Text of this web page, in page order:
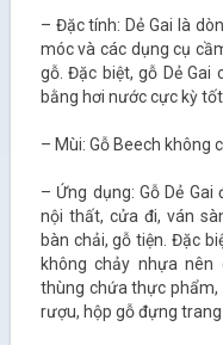
– Đặc tính: Dẻ Gai là
móc và các dụng cụ
gỗ. Đặc biệt, gỗ Dẻ Gai
bằng hơi nước cực kỳ tốt.
– Mùi: Gỗ Beech không
– Ứng dụng: Gỗ Dẻ
nội thất, cửa đi, ván
bàn chải, gỗ tiện. Đặc
không chảy nhựa
thùng chứa thực phẩm,
rượu, hộp gỗ đựng trang